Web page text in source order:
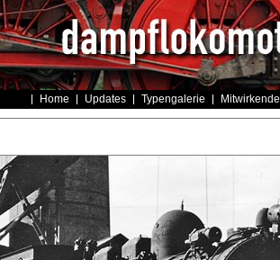
Home Updates Typengalerie Mitwirkende